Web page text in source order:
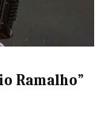
Ramalho”